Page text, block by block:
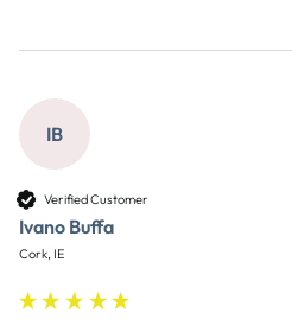
IB
Verified Customer
Ivano Buffa
Cork, IE